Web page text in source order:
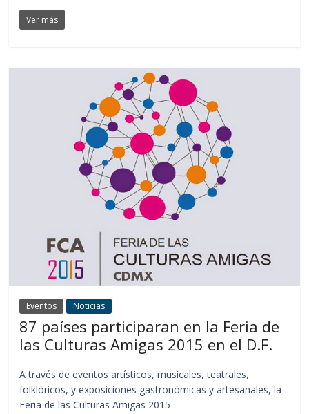
Ver más
Eventos Noticias
87 países participaran en la Feria de
las Culturas Amigas 2015 en el D.F.
A través de eventos artísticos, musicales, teatrales,
folklóricos, y exposiciones gastronómicas y artesanales, la
Feria de las Culturas Amigas 2015